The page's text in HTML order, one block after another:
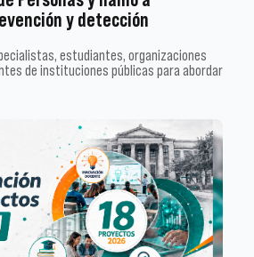
y detección
estudiantes, organizaciones
de instituciones públicas para abordar